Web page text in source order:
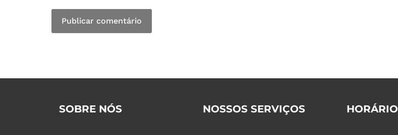
SOBRE NÓS NOSSOS SERVIÇOS HORÁRIO